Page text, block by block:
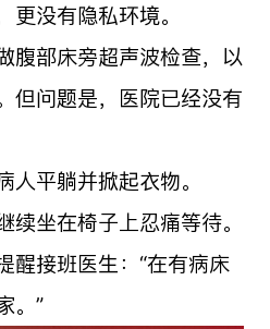
更没有隐私环境。
腹部床旁超声波检查，以
但问题是，医院已经没有
人平躺并掀起衣物。
续坐在椅子上忍痛等待。
醒接班医生：“在有病床
。”